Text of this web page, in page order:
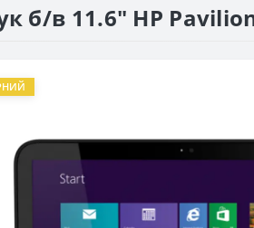
б/в 11.6" HP